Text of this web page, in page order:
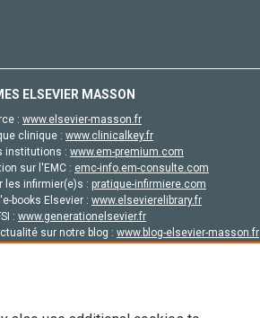
ELSEVIER MASSON
: www.elsevier-masson.fr
clinique : www.clinicalkey.fr
institutions : www.em-premium.com
sur l'EMC : emc-info.em-consulte.com
les infirmier(e)s : pratique-infirmiere.com
books Elsevier : www.elsevierelibrary.fr
: www.generationelsevier.fr
sur notre blog : www.blog-elsevier-masson.fr